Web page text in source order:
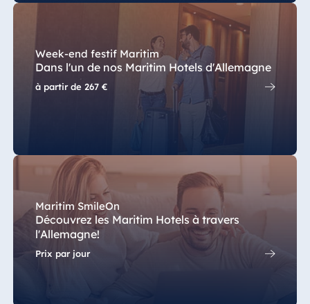
Resort Marina
Bulgarie
Hotel Paradise
Hotel Amelia
Week-end festif Maritim
Dans l'un de nos Maritim Hotels d'Allemagne
à partir de 267 €
Maritim SmileOn
Découvrez les Maritim Hotels à travers
l'Allemagne!
Prix par jour